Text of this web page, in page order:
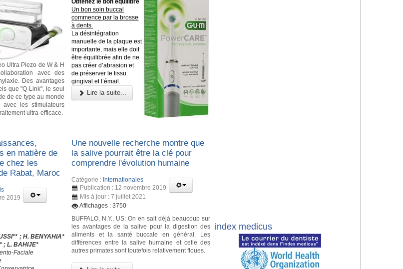
Ultra Piezo de W & H
avec des
Des avantages
que "Q-Link", le seul
de ce type au monde
les stimulateurs
ultra-efficace.
Un bon soin buccal
commence par la brosse
à dents.
La désintégration
manuelle de la plaque est
importante, mais elle doit
être équilibrée afin de ne
pas créer d’abrasion et
de préserver le tissu
gingival et l’émail.
Lire la suite...
en matière de
chez les
Rabat, Maroc
2019
; H. BENYAHIA*
; L. BAHIJE*
Faciale
Une nouvelle recherche montre que
la salive pourrait être la clé pour
comprendre l'évolution humaine
Catégorie : Internationales
Publication : 12 novembre 2019
Mis à jour : 7 juillet 2021
Affichages : 3750
BUFFALO, N.Y., US: On en sait déjà beaucoup sur
les avantages de la salive pour la digestion des
aliments et la santé buccale en général. Les
différences entre la salive humaine et celle des
autres primates sont toutefois relativement floues.
index medicus